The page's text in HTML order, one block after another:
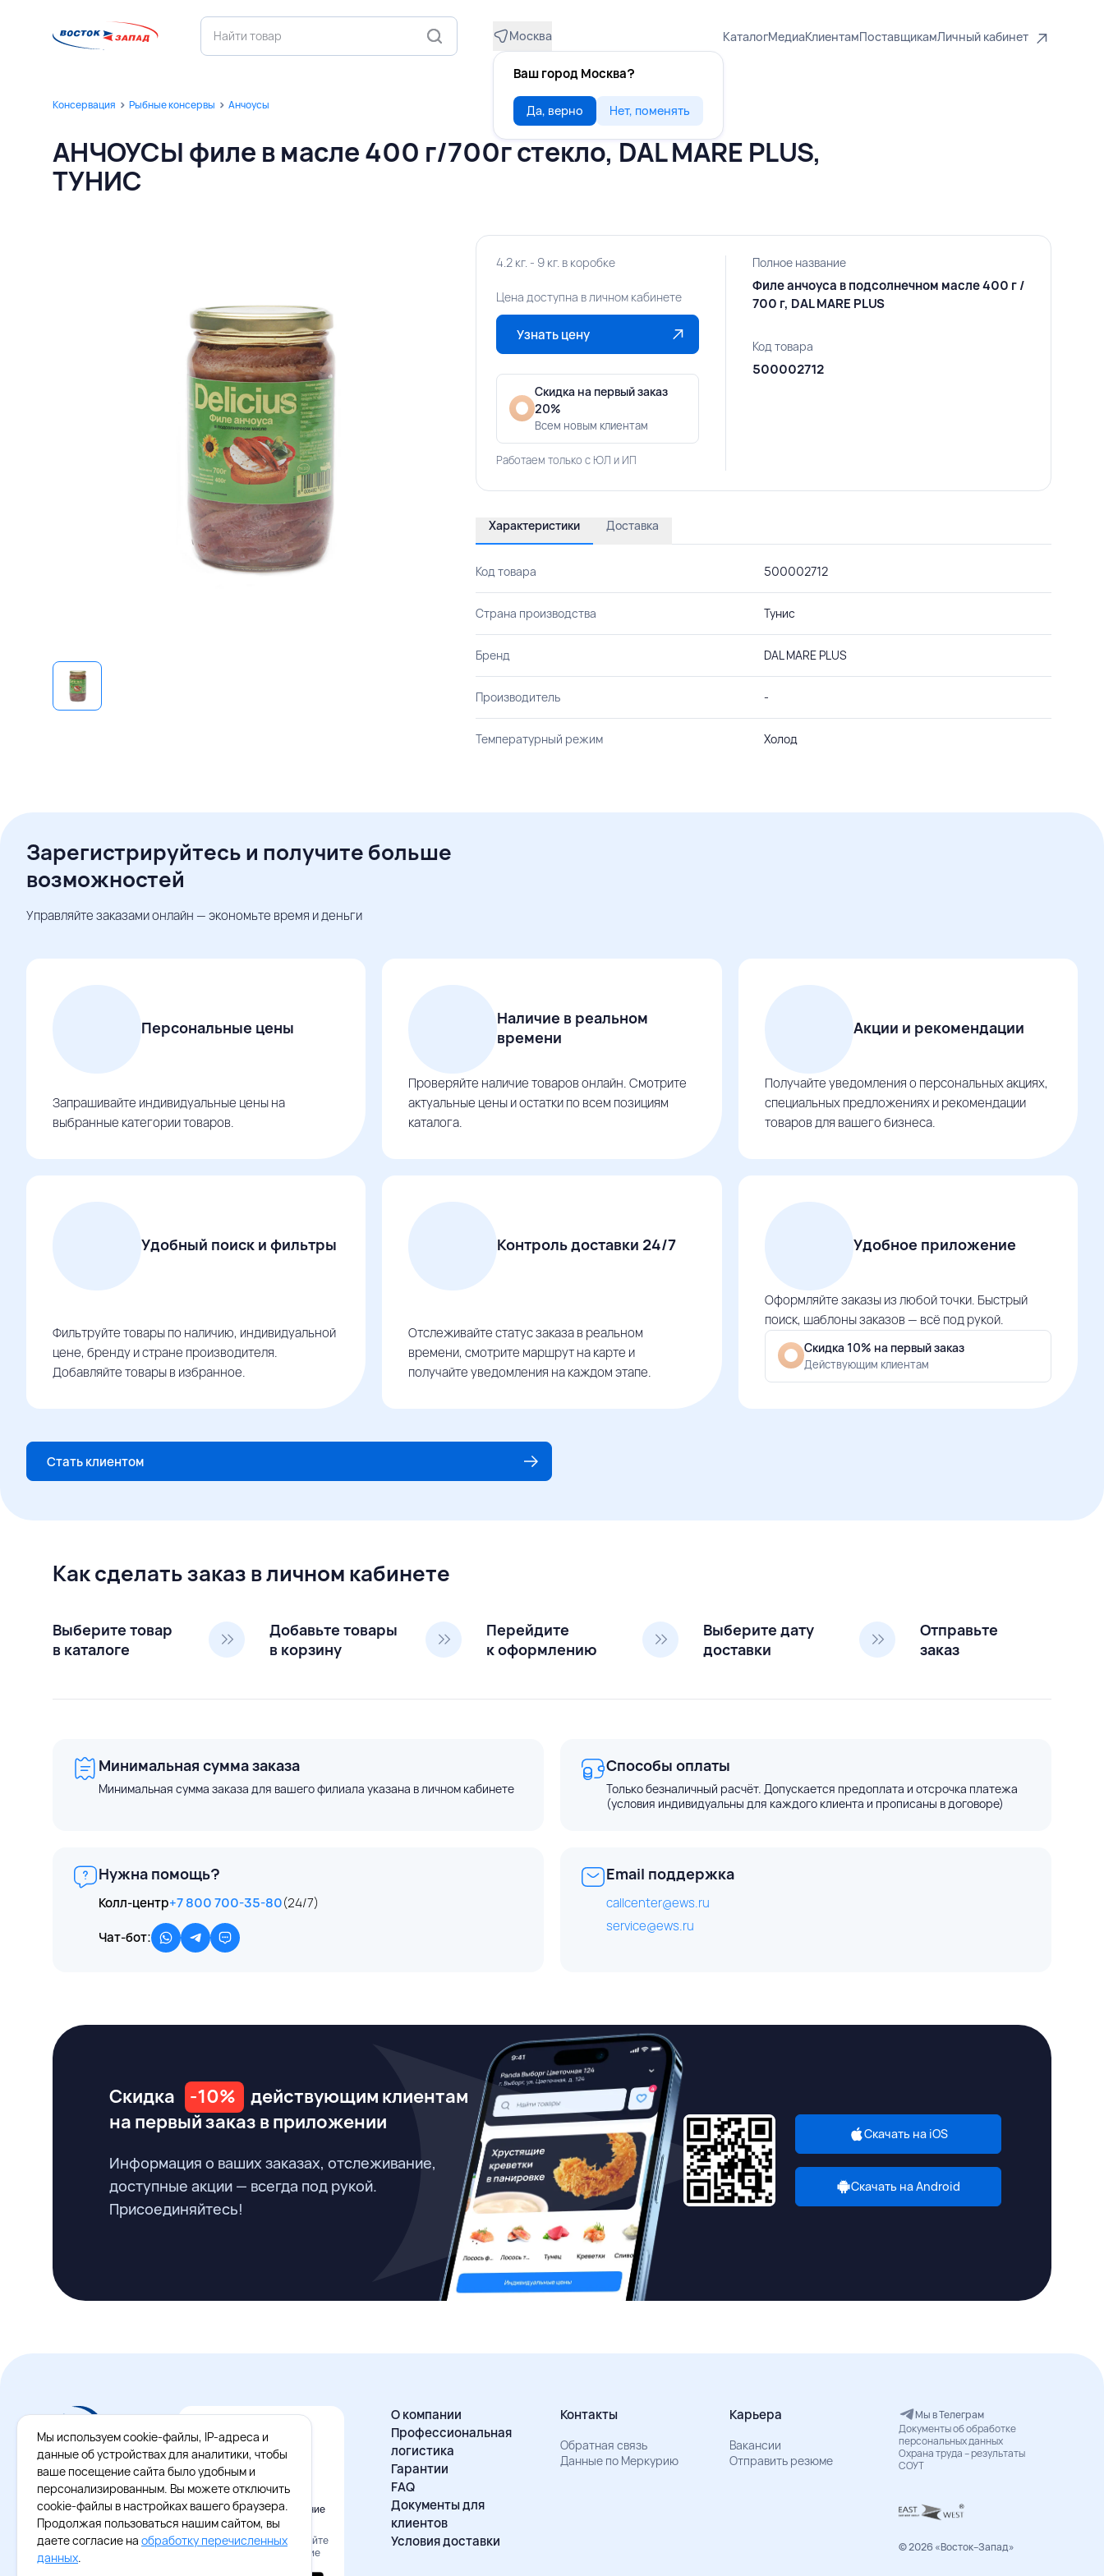
Москва
Ваш город Москва?
Да, верно Нет, поменять
КаталогМедиаКлиентамПоставщикамЛичный кабинет
Консервация Рыбные консервы Анчоусы
АНЧОУСЫ филе в масле 400 г/700г стекло, DАL MARE PLUS,
ТУНИС
4.2 кг. - 9 кг. в коробке
Цена доступна в личном кабинете
Узнать цену
Скидка на первый заказ
20%
Всем новым клиентам
Работаем только с ЮЛ и ИП
Полное название
Филе анчоуса в подсолнечном масле 400 г /
700 г, DAL MARE PLUS
Код товара
500002712
Характеристики Доставка
Код товара 500002712
Страна производства Тунис
Бренд DАL MARE PLUS
Производитель -
Температурный режим Холод
Зарегистрируйтесь и получите больше
возможностей
Управляйте заказами онлайн — экономьте время и деньги
Персональные цены
Запрашивайте индивидуальные цены на
выбранные категории товаров.
Наличие в реальном
времени
Проверяйте наличие товаров онлайн. Смотрите
актуальные цены и остатки по всем позициям
каталога.
Акции и рекомендации
Получайте уведомления о персональных акциях,
специальных предложениях и рекомендации
товаров для вашего бизнеса.
Удобный поиск и фильтры
Фильтруйте товары по наличию, индивидуальной
цене, бренду и стране производителя.
Добавляйте товары в избранное.
Контроль доставки 24/7
Отслеживайте статус заказа в реальном
времени, смотрите маршрут на карте и
получайте уведомления на каждом этапе.
Удобное приложение
Оформляйте заказы из любой точки. Быстрый
поиск, шаблоны заказов — всё под рукой.
Скидка 10% на первый заказ
Действующим клиентам
Стать клиентом
Как сделать заказ в личном кабинете
Выберите товар
в каталоге
Добавьте товары
в корзину
Перейдите
к оформлению
Выберите дату
доставки
Отправьте
заказ
Минимальная сумма заказа
Минимальная сумма заказа для вашего филиала указана в личном кабинете
Способы оплаты
Только безналичный расчёт. Допускается предоплата и отсрочка платежа
(условия индивидуальны для каждого клиента и прописаны в договоре)
Нужна помощь?
Колл-центр+7 800 700-35-80(24/7)
Чат-бот:
Email поддержка
callcenter@ews.ru
service@ews.ru
Скидка -10%
действующим клиентам
на первый заказ в приложении
Информация о ваших заказах, отслеживание,
доступные акции — всегда под рукой.
Присоединяйтесь!
Скачать на iOS
Скачать на Android
Официальное приложение
Восток - Запад
Наведите камеру и скачайте
бесплатное приложение
О компании
Профессиональная
логистика
Гарантии
FAQ
Документы для
клиентов
Условия доставки
Контакты
Обратная связь
Данные по Меркурию
Карьера
Вакансии
Отправить резюме
Мы в Телеграм
Документы об обработке
персональных данных
Охрана труда – результаты
СОУТ
© 2026 «Восток–Запад»
Мы используем cookie-файлы, IP-адреса и
данные об устройствах для аналитики, чтобы
ваше посещение сайта было удобным и
персонализированным. Вы можете отключить
cookie-файлы в настройках вашего браузера.
Продолжая пользоваться нашим сайтом, вы
даете согласие на обработку перечисленных
данных.